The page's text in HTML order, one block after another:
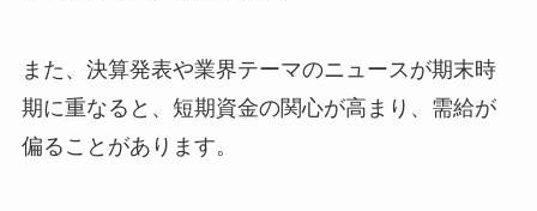
また、決算発表や業界テーマのニュースが期末時
期に重なると、短期資金の関心が高まり、需給が
偏ることがあります。